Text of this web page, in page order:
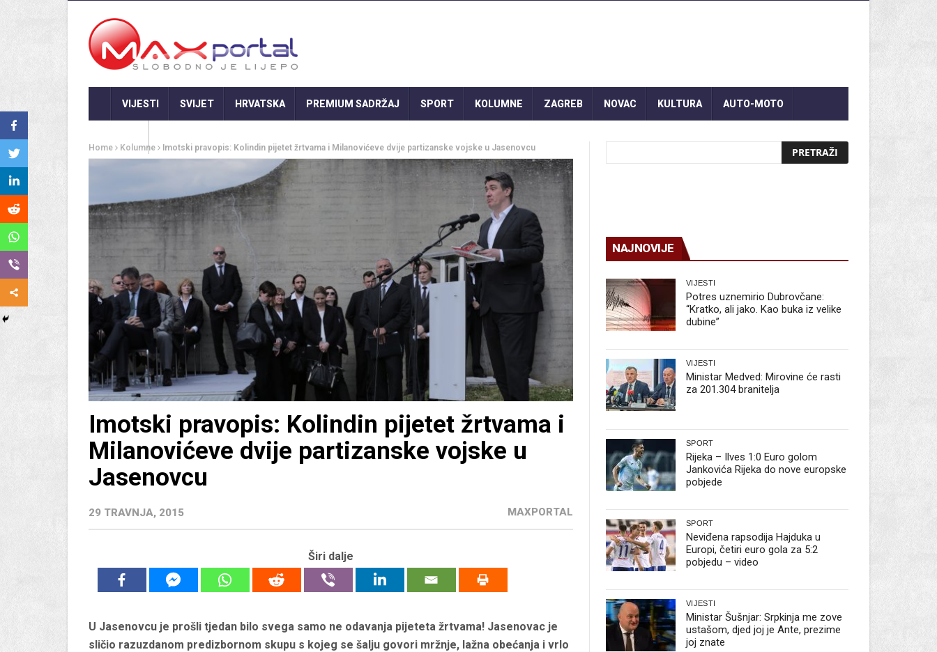
VIJESTI SVIJET HRVATSKA PREMIUM SADRŽAJ SPORT KOLUMNE ZAGREB NOVAC KULTURA AUTO-MOTO
Home Kolumne Imotski pravopis: Kolindin pijetet žrtvama i Milanovićeve dvije partizanske vojske u Jasenovcu
Imotski pravopis: Kolindin pijetet žrtvama i
Milanovićeve dvije partizanske vojske u
Jasenovcu
29 TRAVNJA, 2015 MAXPORTAL
Širi dalje
U Jasenovcu je prošli tjedan bilo svega samo ne odavanja pijeteta žrtvama! Jasenovac je
sličio razuzdanom predizbornom skupu s kojeg se šalju govori mržnje, lažna obećanja i vrlo
NAJNOVIJE
VIJESTI
Potres uznemirio Dubrovčane:
“Kratko, ali jako. Kao buka iz velike
dubine”
VIJESTI
Ministar Medved: Mirovine će rasti
za 201.304 branitelja
SPORT
Rijeka – Ilves 1:0 Euro golom
Jankovića Rijeka do nove europske
pobjede
SPORT
Neviđena rapsodija Hajduka u
Europi, četiri euro gola za 5:2
pobjedu – video
VIJESTI
Ministar Šušnjar: Srpkinja me zove
ustašom, djed joj je Ante, prezime
joj znate